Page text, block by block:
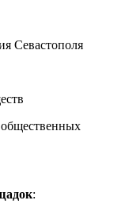
Севастополя
: